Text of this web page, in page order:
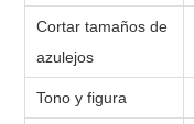
Cortar tamaños de
azulejos
Tono y figura